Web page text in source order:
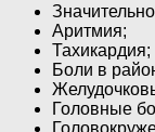
Аритмия;
Тахикардия;
Боли в
Головные